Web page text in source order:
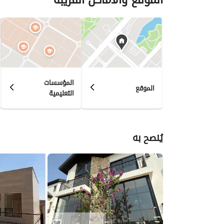
الموقع المؤسسات
التعليمية
يُنصح به